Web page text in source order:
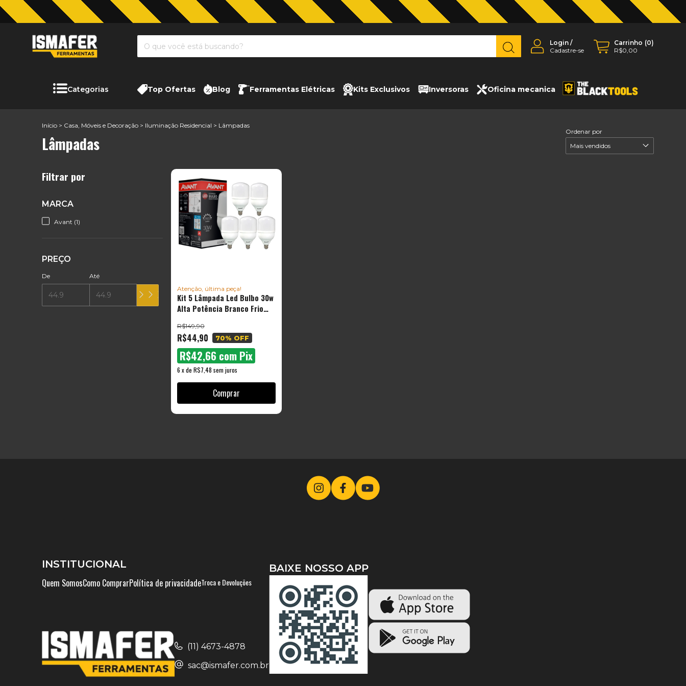
Jardinagem com The Black Tools
Login/
Cadastre-se
Carrinho (0)
R$0,00
Categorias Top Ofertas Blog Ferramentas Elétricas Kits Exclusivos Inversoras Oficina mecanica
Início > Casa, Móveis e Decoração > Iluminação Residencial > Lâmpadas
Lâmpadas
Ordenar por
Filtrar por
MARCA
Avant (1)
PREÇO
De Até
Kit 5 Lâmpada Led Bulbo 30w
Alta Potência Branco Frio
R$44,90
R$149,90
70% OFF
6 xde R$7,48 sem juros
R$42,66 com Pix
Atenção, última peça!
INSTITUCIONAL
Quem SomosComo ComprarPolítica de privacidadeTroca e Devoluções
(11) 4673-4878
sac@ismafer.com.br
BAIXE NOSSO APP